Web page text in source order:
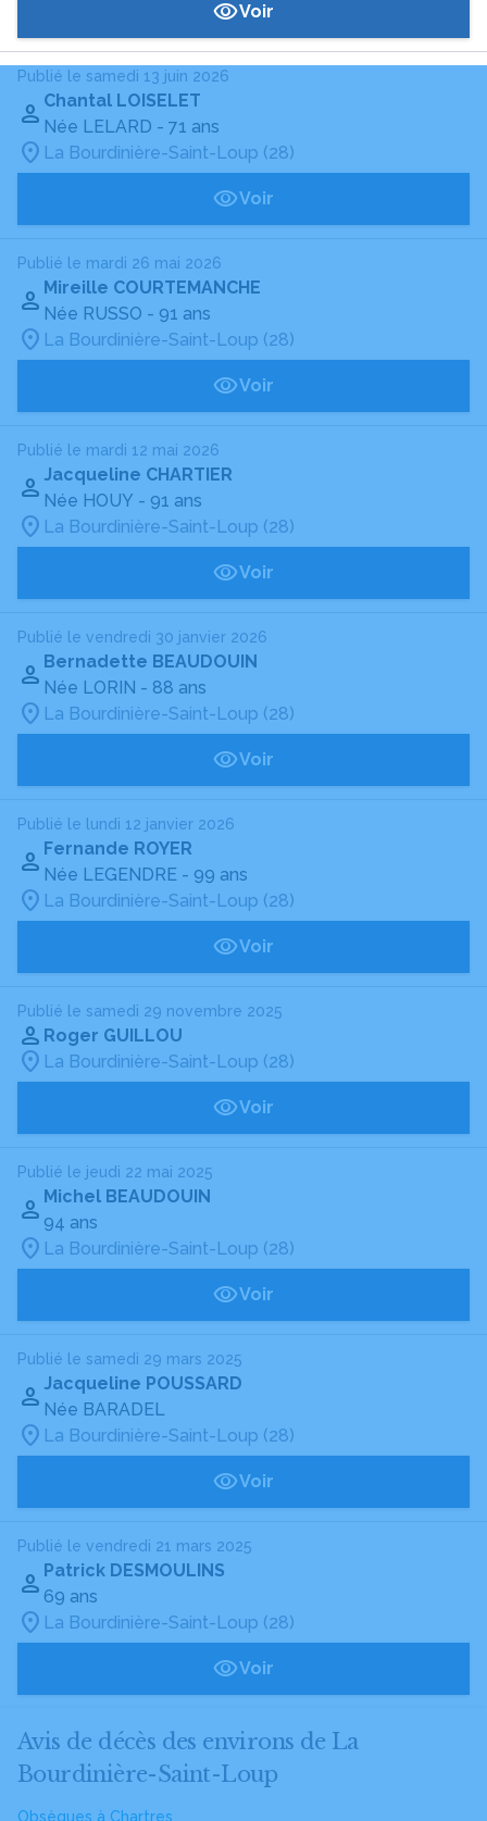
Voir
Publié le samedi 13 juin 2026
Chantal LOISELET
Née LELARD - 71 ans
La Bourdinière-Saint-Loup (28)
Voir
Publié le mardi 26 mai 2026
Mireille COURTEMANCHE
Née RUSSO - 91 ans
La Bourdinière-Saint-Loup (28)
Voir
Publié le mardi 12 mai 2026
Jacqueline CHARTIER
Née HOUY - 91 ans
La Bourdinière-Saint-Loup (28)
Voir
Publié le vendredi 30 janvier 2026
Bernadette BEAUDOUIN
Née LORIN - 88 ans
La Bourdinière-Saint-Loup (28)
Voir
Publié le lundi 12 janvier 2026
Fernande ROYER
Née LEGENDRE - 99 ans
La Bourdinière-Saint-Loup (28)
Voir
Publié le samedi 29 novembre 2025
Roger GUILLOU
La Bourdinière-Saint-Loup (28)
Voir
Publié le jeudi 22 mai 2025
Michel BEAUDOUIN
94 ans
La Bourdinière-Saint-Loup (28)
Voir
Publié le samedi 29 mars 2025
Jacqueline POUSSARD
Née BARADEL
La Bourdinière-Saint-Loup (28)
Voir
Publié le vendredi 21 mars 2025
Patrick DESMOULINS
69 ans
La Bourdinière-Saint-Loup (28)
Voir
Avis de décès des environs de La
Bourdinière-Saint-Loup
Obsèques à Chartres